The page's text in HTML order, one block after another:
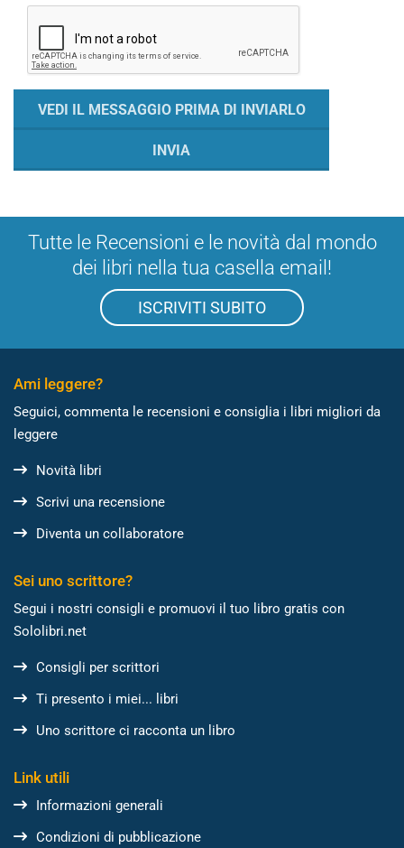
Tutte le Recensioni e le novità dal mondo
dei libri nella tua casella email!
ISCRIVITI SUBITO
Ami leggere?
Seguici, commenta le recensioni e consiglia i libri migliori da
leggere
Novità libri
Scrivi una recensione
Diventa un collaboratore
Sei uno scrittore?
Segui i nostri consigli e promuovi il tuo libro gratis con
Sololibri.net
Consigli per scrittori
Ti presento i miei... libri
Uno scrittore ci racconta un libro
Link utili
Informazioni generali
Condizioni di pubblicazione